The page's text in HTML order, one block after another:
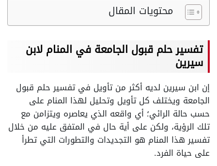
محتويات المقال
تفسير حلم قبول الجامعة في المنام لابن
سيرين
إن ابن سيرين لديه أكثر من تأويل في تفسير حلم قبول
الجامعة ويختلف كل تأويل وتحليل لهذا المنام على
حسب حالة الرائي؛ أي واقعه الذي يعاصره ويتزامن مع
تلك الرؤية، ولكن على أية حال في المتفق عليه من خلال
تفسير هذا المنام هو التجديدات والتطورات التي تطرأ
على حياة الفرد.